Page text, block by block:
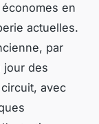
en
actuelles.
par
jour des
avec